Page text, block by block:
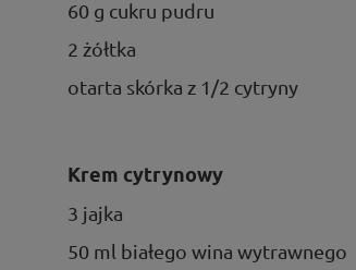
60 g cukru pudru
2 żółtka
otarta skórka z 1/2 cytryny
Krem cytrynowy
3 jajka
50 ml białego wina wytrawnego